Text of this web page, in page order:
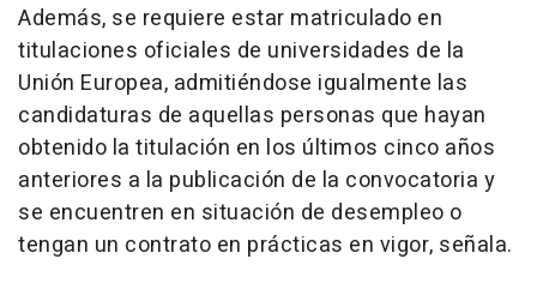
Además, se requiere estar matriculado en
titulaciones oficiales de universidades de la
Unión Europea, admitiéndose igualmente las
candidaturas de aquellas personas que hayan
obtenido la titulación en los últimos cinco años
anteriores a la publicación de la convocatoria y
se encuentren en situación de desempleo o
tengan un contrato en prácticas en vigor, señala.